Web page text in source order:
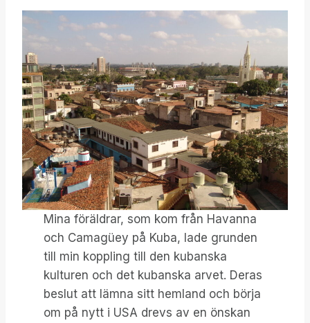
Mina föräldrar, som kom från Havanna
och Camagüey på Kuba, lade grunden
till min koppling till den kubanska
kulturen och det kubanska arvet. Deras
beslut att lämna sitt hemland och börja
om på nytt i USA drevs av en önskan